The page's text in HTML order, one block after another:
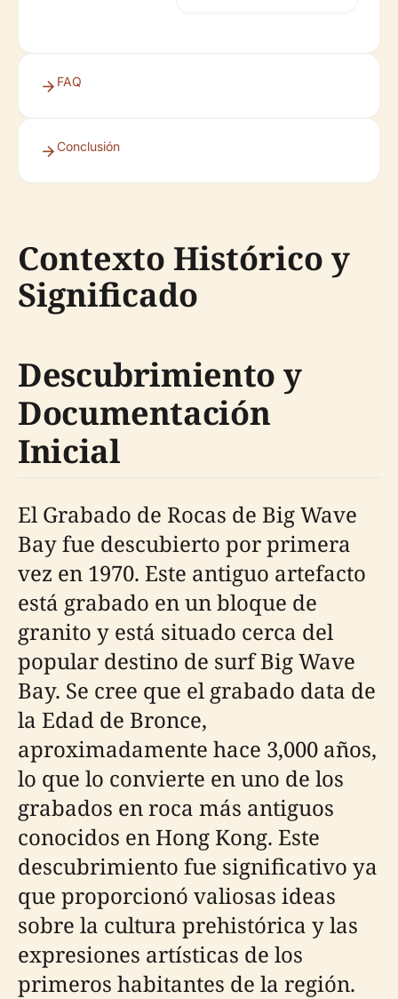
FAQ
Conclusión
Contexto Histórico y
Significado
Descubrimiento y
Documentación
Inicial
El Grabado de Rocas de Big Wave
Bay fue descubierto por primera
vez en 1970. Este antiguo artefacto
está grabado en un bloque de
granito y está situado cerca del
popular destino de surf Big Wave
Bay. Se cree que el grabado data de
la Edad de Bronce,
aproximadamente hace 3,000 años,
lo que lo convierte en uno de los
grabados en roca más antiguos
conocidos en Hong Kong. Este
descubrimiento fue significativo ya
que proporcionó valiosas ideas
sobre la cultura prehistórica y las
expresiones artísticas de los
primeros habitantes de la región.